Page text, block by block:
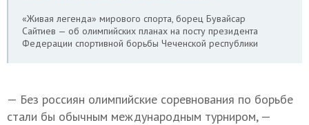
«Живая легенда» мирового спорта, борец Бувайсар
Сайтиев — об олимпийских планах на посту президента
Федерации спортивной борьбы Чеченской республики
— Без россиян олимпийские соревнования по борьбе
стали бы обычным международным турниром, —